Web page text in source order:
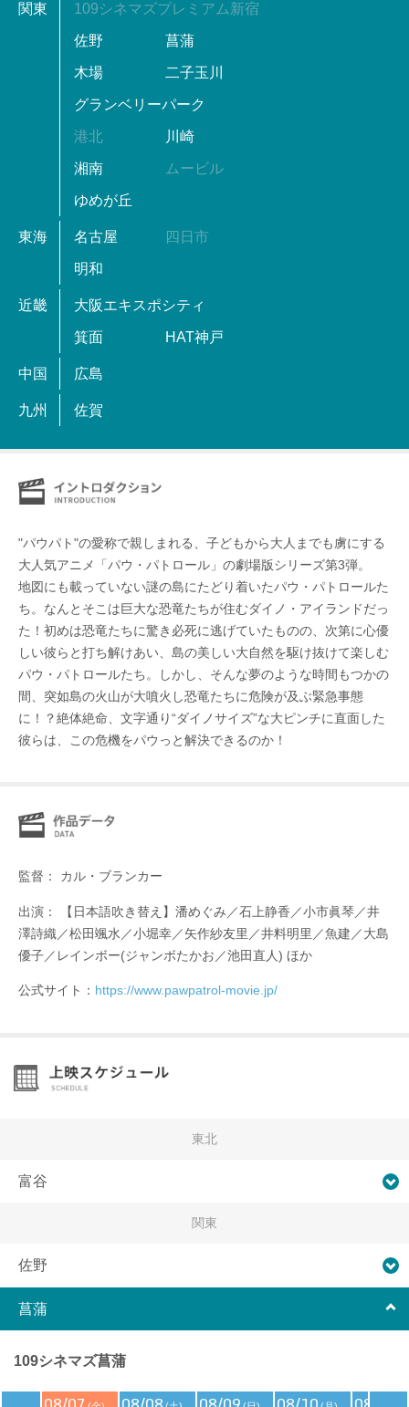
関東 109シネマズプレミアム新宿
佐野 菖蒲
木場 二子玉川
グランベリーパーク
港北 川崎
湘南 ムービル
ゆめが丘
東海 名古屋 四日市
明和
近畿 大阪エキスポシティ
箕面 HAT神戸
中国 広島
九州 佐賀
"パウパト"の愛称で親しまれる、子どもから大人までも虜にする
大人気アニメ「パウ・パトロール」の劇場版シリーズ第3弾。
地図にも載っていない謎の島にたどり着いたパウ・パトロールた
ち。なんとそこは巨大な恐竜たちが住むダイノ・アイランドだっ
た！初めは恐竜たちに驚き必死に逃げていたものの、次第に心優
しい彼らと打ち解けあい、島の美しい大自然を駆け抜けて楽しむ
パウ・パトロールたち。しかし、そんな夢のような時間もつかの
間、突如島の火山が大噴火し恐竜たちに危険が及ぶ緊急事態
に！？絶体絶命、文字通り“ダイノサイズ”な大ピンチに直面した
彼らは、この危機をパウっと解決できるのか！
監督： カル・ブランカー
出演： 【日本語吹き替え】潘めぐみ／石上静香／小市眞琴／井
澤詩織／松田颯水／小堀幸／矢作紗友里／井料明里／魚建／大島
優子／レインボー(ジャンボたかお／池田直人) ほか
公式サイト： https://www.pawpatrol-movie.jp/
東北
富谷
関東
佐野
菖蒲
109シネマズ菖蒲